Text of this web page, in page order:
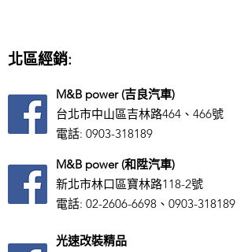
北區經銷:
M&B power (吉良汽車)
台北市中山區吉林路464、466號
電話: 0903-318189
M&B power (和陞汽車)
新北市林口區寶林路118-2號
電話: 02-2606-6698 、0903-318189
光速改裝精品